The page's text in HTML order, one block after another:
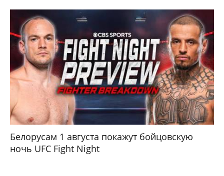
Белорусам 1 августа покажут бойцовскую
ночь UFC Fight Night